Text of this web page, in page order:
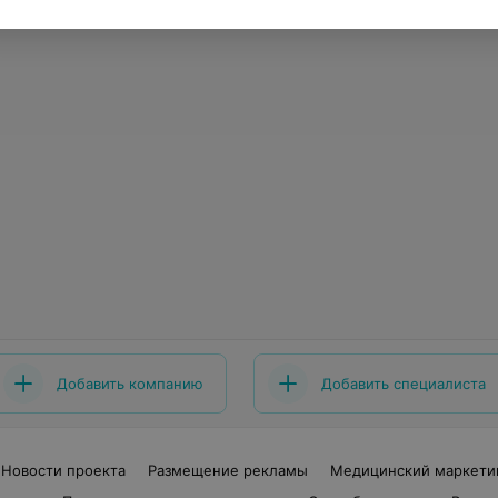
Добавить компанию Добавить специалиста
Новости проекта Размещение рекламы
Медицинский